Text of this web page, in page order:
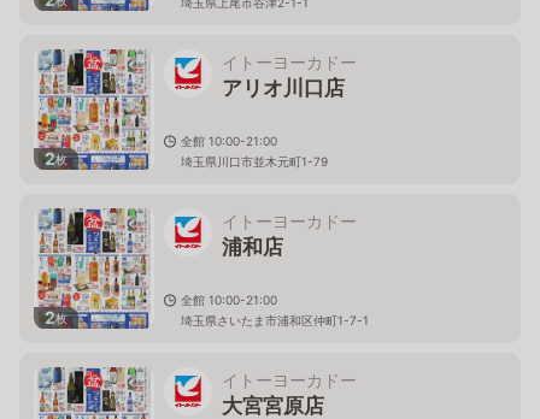
2枚
イトーヨーカドー
アリオ川口店
全館 10:00-21:00
埼玉県川口市並木元町1-79
2枚
イトーヨーカドー
浦和店
全館 10:00-21:00
埼玉県さいたま市浦和区仲町1-7-1
イトーヨーカドー
大宮宮原店